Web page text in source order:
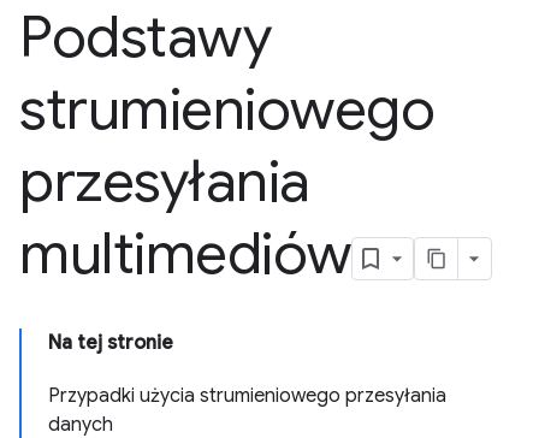
Podstawy
strumieniowego
przesyłania
multimediów
Na tej stronie
Przypadki użycia strumieniowego przesyłania
danych